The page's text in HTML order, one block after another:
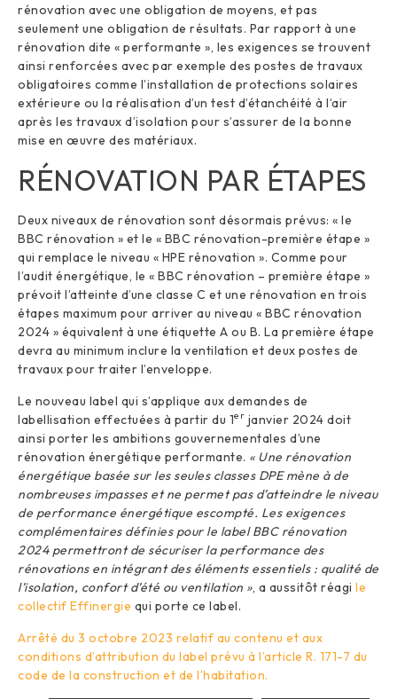
rénovation avec une obligation de moyens, et pas
seulement une obligation de résultats. Par rapport à une
rénovation dite « performante », les exigences se trouvent
ainsi renforcées avec par exemple des postes de travaux
obligatoires comme l’installation de protections solaires
extérieure ou la réalisation d’un test d’étanchéité à l’air
après les travaux d’isolation pour s’assurer de la bonne
mise en œuvre des matériaux.
RÉNOVATION PAR ÉTAPES
Deux niveaux de rénovation sont désormais prévus: « le
BBC rénovation » et le « BBC rénovation-première étape »
qui remplace le niveau « HPE rénovation ». Comme pour
l’audit énergétique, le « BBC rénovation – première étape »
prévoit l’atteinte d’une classe C et une rénovation en trois
étapes maximum pour arriver au niveau « BBC rénovation
2024 » équivalent à une étiquette A ou B. La première étape
devra au minimum inclure la ventilation et deux postes de
travaux pour traiter l’enveloppe.
Le nouveau label qui s’applique aux demandes de
labellisation effectuées à partir du 1er janvier 2024 doit
ainsi porter les ambitions gouvernementales d’une
rénovation énergétique performante. « Une rénovation
énergétique basée sur les seules classes DPE mène à de
nombreuses impasses et ne permet pas d’atteindre le niveau
de performance énergétique escompté. Les exigences
complémentaires définies pour le label BBC rénovation
2024 permettront de sécuriser la performance des
rénovations en intégrant des éléments essentiels : qualité de
l’isolation, confort d’été ou ventilation », a aussitôt réagi le
collectif Effinergie qui porte ce label.
Arrêté du 3 octobre 2023 relatif au contenu et aux
conditions d’attribution du label prévu à l’article R. 171-7 du
code de la construction et de l’habitation.